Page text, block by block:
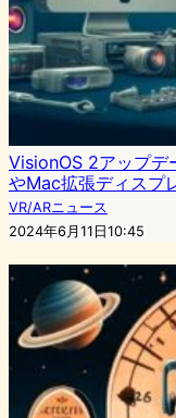
VisionOS 2アップデ
やMac拡張ディスプ
VR/ARニュース
2024年6月11日10:45